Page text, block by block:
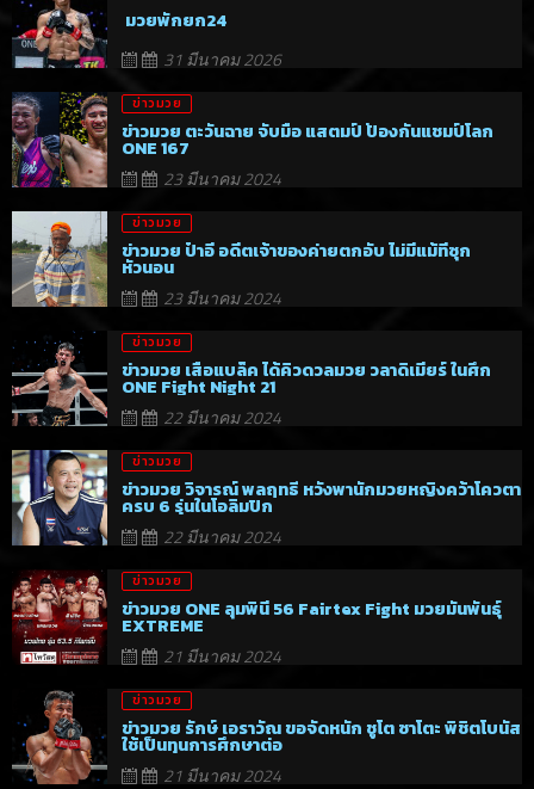
มวยพักยก24
31 มีนาคม 2026
ข่าวมวย
ข่าวมวย ตะวันฉาย จับมือ แสตมป์ ป้องกันแชมป์โลก
ONE 167
23 มีนาคม 2024
ข่าวมวย
ข่าวมวย ป๋าอี อดีตเจ้าของค่ายตกอับ ไม่มีแม้ที่ซุก
หัวนอน
23 มีนาคม 2024
ข่าวมวย
ข่าวมวย เสือแบล็ค ได้คิวดวลมวย วลาดิเมียร์ ในศึก
ONE Fight Night 21
22 มีนาคม 2024
ข่าวมวย
ข่าวมวย วิจารณ์ พลฤทธิ์ หวังพานักมวยหญิงคว้าโควตา
ครบ 6 รุ่นในโอลิมปิก
22 มีนาคม 2024
ข่าวมวย
ข่าวมวย ONE ลุมพินี 56 Fairtex Fight มวยมันพันธุ์
EXTREME
21 มีนาคม 2024
ข่าวมวย
ข่าวมวย รักษ์ เอราวัณ ขอจัดหนัก ชูโต ซาโตะ พิชิตโบนัส
ใช้เป็นทุนการศึกษาต่อ
21 มีนาคม 2024